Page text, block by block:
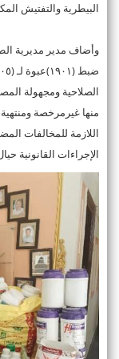
البيطرية والتفتيش
وأضاف مدير مديرية
منها غيرمرخصة
اللازمة للمخالفات
الإجراءات القانونية